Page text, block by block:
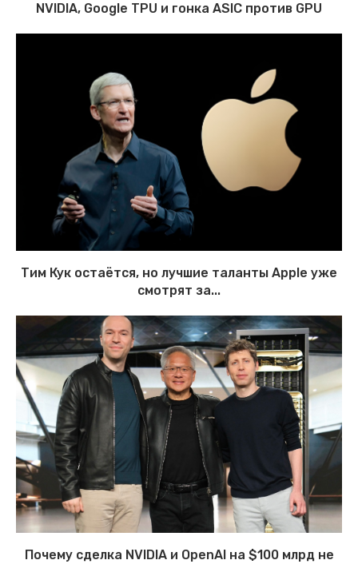
NVIDIA, Google TPU и гонка ASIC против GPU
Тим Кук остаётся, но лучшие таланты Apple уже
смотрят за...
Почему сделка NVIDIA и OpenAI на $100 млрд не